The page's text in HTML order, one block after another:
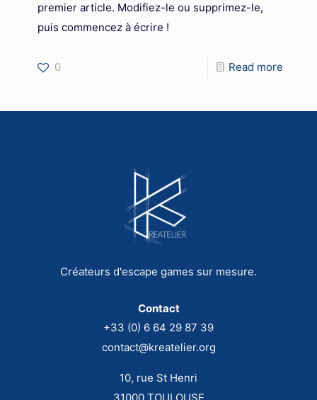
premier article. Modifiez-le ou supprimez-le,
puis commencez à écrire !
0 Read more
Créateurs d'escape games sur mesure.
Contact
+33 (0) 6 64 29 87 39
contact@kreatelier.org
10, rue St Henri